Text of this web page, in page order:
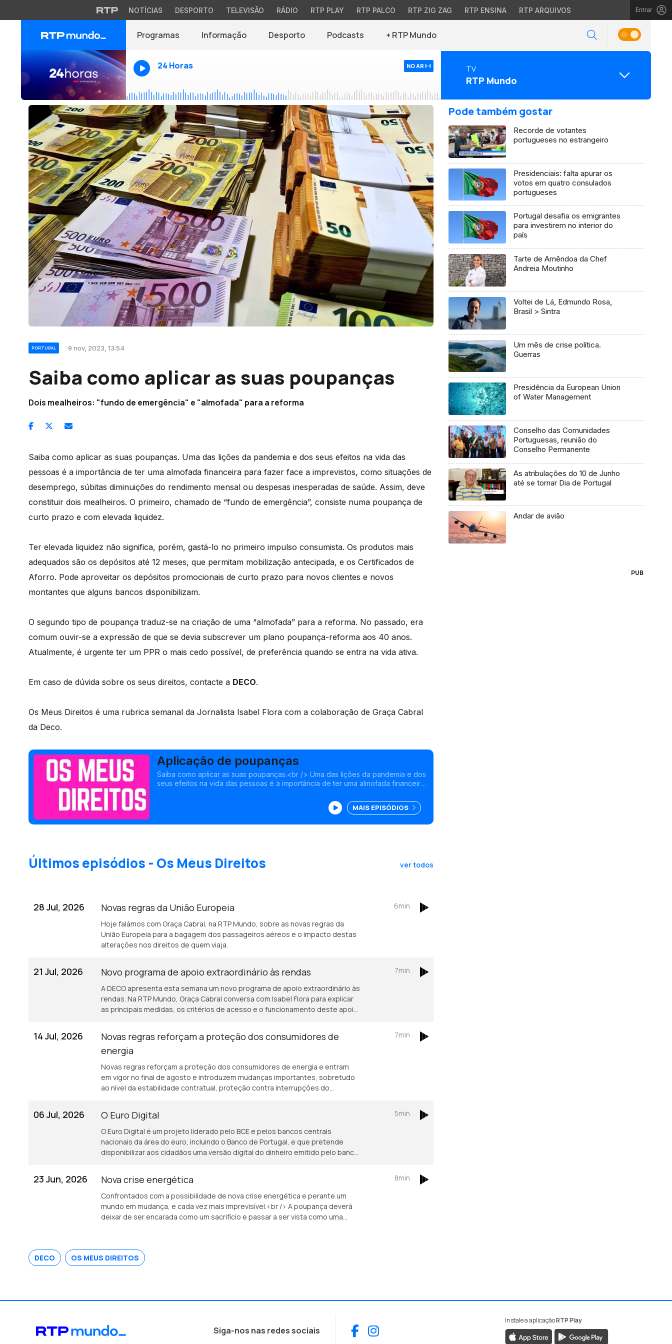
NOTÍCIAS DESPORTO TELEVISÃO RÁDIO RTP PLAY RTP PALCO RTP ZIG ZAG RTP ENSINA RTP ARQUIVOS Entrar
Programas Informação Desporto Podcasts + RTP Mundo
24 Horas NO AR TV
RTP Mundo
PORTUGAL 9 nov, 2023, 13:54
Saiba como aplicar as suas poupanças
Dois mealheiros: "fundo de emergência" e "almofada" para a reforma
Saiba como aplicar as suas poupanças. Uma das lições da pandemia e dos seus efeitos na vida das
pessoas é a importância de ter uma almofada financeira para fazer face a imprevistos, como situações de
desemprego, súbitas diminuições do rendimento mensal ou despesas inesperadas de saúde. Assim, deve
constituir dois mealheiros. O primeiro, chamado de “fundo de emergência”, consiste numa poupança de
curto prazo e com elevada liquidez.
Ter elevada liquidez não significa, porém, gastá-lo no primeiro impulso consumista. Os produtos mais
adequados são os depósitos até 12 meses, que permitam mobilização antecipada, e os Certificados de
Aforro. Pode aproveitar os depósitos promocionais de curto prazo para novos clientes e novos
montantes que alguns bancos disponibilizam.
O segundo tipo de poupança traduz-se na criação de uma “almofada” para a reforma. No passado, era
comum ouvir-se a expressão de que se devia subscrever um plano poupança-reforma aos 40 anos.
Atualmente, é urgente ter um PPR o mais cedo possível, de preferência quando se entra na vida ativa.
Em caso de dúvida sobre os seus direitos, contacte a DECO.
Os Meus Direitos é uma rubrica semanal da Jornalista Isabel Flora com a colaboração de Graça Cabral
da Deco.
Aplicação de poupanças
Saiba como aplicar as suas poupanças.<br /> Uma das lições da pandemia e dos
seus efeitos na vida das pessoas é a importância de ter uma almofada financeira
diminuições do rendimento mensal ou despesas inesperadas de saúde.
MAIS EPISÓDIOS
Últimos episódios - Os Meus Direitos ver todos
28 Jul, 2026 Novas regras da União Europeia
Hoje falámos com Graça Cabral, na RTP Mundo, sobre as novas regras da
União Europeia para a bagagem dos passageiros aéreos e o impacto destas
alterações nos direitos de quem viaja.
6min
21 Jul, 2026 Novo programa de apoio extraordinário às rendas
A DECO apresenta esta semana um novo programa de apoio extraordinário às
rendas. Na RTP Mundo, Graça Cabral conversa com Isabel Flora para explicar
as principais medidas, os critérios de acesso e o funcionamento deste apoio
pedidos de ajuda à DECO a aumentarem 67% este ano.
7min
14 Jul, 2026
Novas regras reforçam a proteção dos consumidores de
energia
Novas regras reforçam a proteção dos consumidores de energia e entram
em vigor no final de agosto e introduzem mudanças importantes, sobretudo
ao nível da estabilidade contratual, proteção contra interrupções do
7min
06 Jul, 2026 O Euro Digital
O Euro Digital é um projeto liderado pelo BCE e pelos bancos centrais
nacionais da área do euro, incluindo o Banco de Portugal, e que pretende
disponibilizar aos cidadãos uma versão digital do dinheiro emitido pelo banco
5min
23 Jun, 2026 Nova crise energética
Confrontados com a possibilidade de nova crise energética e perante um
mundo em mudança, e cada vez mais imprevisível.<br /> A poupança deverá
deixar de ser encarada como um sacrifício e passar a ser vista como uma
8min
DECO OS MEUS DIREITOS
Pode também gostar
Recorde de votantes
portugueses no estrangeiro
Presidenciais: falta apurar os
votos em quatro consulados
portugueses
Portugal desafia os emigrantes
para investirem no interior do
país
Tarte de Amêndoa da Chef
Andreia Moutinho
Voltei de Lá, Edmundo Rosa,
Brasil > Sintra
Um mês de crise política.
Guerras
Presidência da European Union
of Water Management
Conselho das Comunidades
Portuguesas, reunião do
Conselho Permanente
As atribulações do 10 de Junho
até se tornar Dia de Portugal
Andar de avião
PUB
Siga-nos nas redes sociais Facebook
Instagram
Instale a aplicaçãoRTP Play